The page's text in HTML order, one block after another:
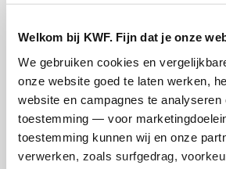
Welkom bij KWF. Fijn dat je onze
We gebruiken cookies en
onze website goed te laten werken,
website en campagnes te
toestemming — voor
toestemming kunnen wij en onze
verwerken, zoals surfgedrag,